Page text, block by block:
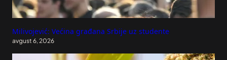
Milivojević: Većina građana Srbije uz studente
avgust 6, 2026